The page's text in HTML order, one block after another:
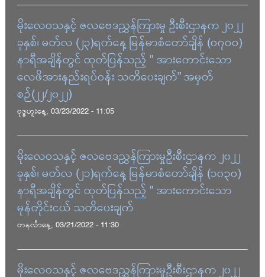
မိုးလေဝသနှင့် ဇလဗေဒညွှန်ကြားမှု ဦးစီးဌာနက ၂၀၂၂
ခုနှစ်၊ မတ်လ (၂၃)ရက်နေ့ မြန်မာစံတော်ချိန် (၀၇၀၀)
နာရီအချိန်တွင် ထုတ်ပြန်သည့် " အားကောင်းသော
လေဖိအားနည်းရပ်ဝန်း သတိပေးချက်” အမှတ်
စဉ်(၂၂/၂၀၂၂)
ဗုဒ္ဓဟူးနေ့, 03/23/2022 - 11:05
မိုးလေဝသနှင့် ဇလဗေဒညွှန်ကြားမှုဦးစီးဌာနက ၂၀၂၂
ခုနှစ်၊ မတ်လ (၂၁)ရက်နေ့ မြန်မာစံတော်ချိန် (၁၀၃၀)
နာရီအချိန်တွင် ထုတ်ပြန်သည့် " အားကောင်းသော
မုန်တိုင်းငယ် သတိပေးချက်
တနင်္လာနေ့, 03/21/2022 - 11:30
မိုးလေဝသနှင့် ဇလဗေဒညွှန်ကြားမှုဦးစီးဌာနက ၂၀၂၂